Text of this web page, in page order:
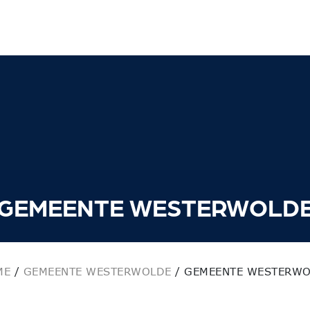
/ GEMEENTE WESTERWOLDE / GEMEENTE